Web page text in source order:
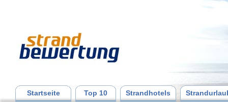
Startseite Top 10 Strandhotels